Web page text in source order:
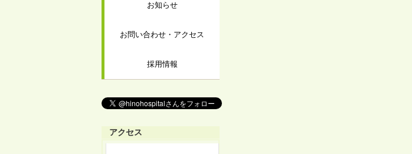
お知らせ
お問い合わせ・アクセス
採用情報
アクセス